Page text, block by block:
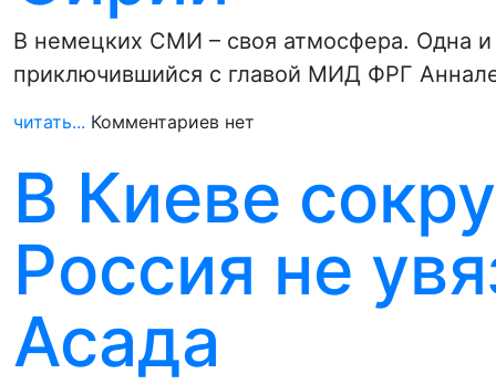
В немецких СМИ – своя атмосфера. Одна и
приключившийся с главой МИД ФРГ
читать... Комментариев нет
В Киеве
Россия не
Асада